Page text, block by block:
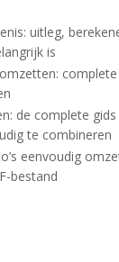
uitleg,
is
de complete
te combineren
eenvoudig
bestand